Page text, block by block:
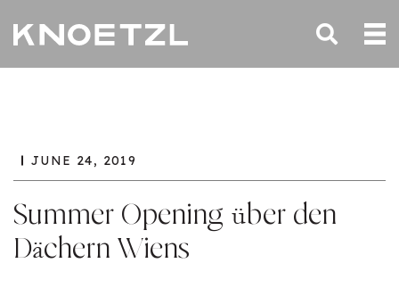
JUNE 24, 2019
Summer Opening über den
Dächern Wiens